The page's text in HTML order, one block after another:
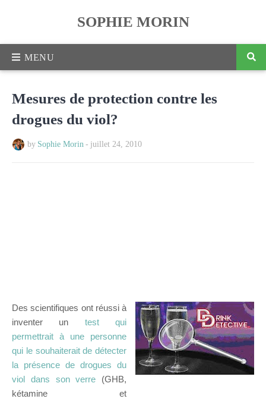
SOPHIE MORIN
Mesures de protection contre les
drogues du viol?
by Sophie Morin - juillet 24, 2010
Des scientifiques ont réussi à
inventer un test qui
permettrait à une personne
qui le souhaiterait de détecter
la présence de drogues du
viol dans son verre (GHB,
kétamine et